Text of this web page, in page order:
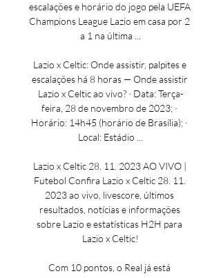
escalações e horário do jogo pela UEFA
Champions League Lazio em casa por 2
a 1 na última ...
Lazio x Celtic: Onde assistir, palpites e
escalações há 8 horas — Onde assistir
Lazio x Celtic ao vivo? · Data: Terça-
feira, 28 de novembro de 2023; ·
Horário: 14h45 (horário de Brasília); ·
Local: Estádio ...
Lazio x Celtic 28. 11. 2023 AO VIVO |
Futebol Confira Lazio x Celtic 28. 11.
2023 ao vivo, livescore, últimos
resultados, notícias e informações
sobre Lazio e estatísticas H2H para
Lazio x Celtic!
Com 10 pontos, o Real já está